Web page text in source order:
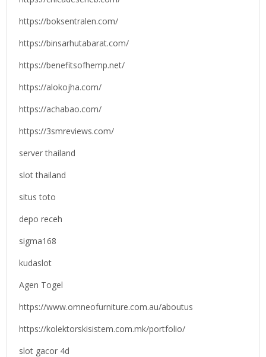
https://boksentralen.com/
https://binsarhutabarat.com/
https://benefitsofhemp.net/
https://alokojha.com/
https://achabao.com/
https://3smreviews.com/
server thailand
slot thailand
situs toto
depo receh
sigma168
kudaslot
Agen Togel
https://www.omneofurniture.com.au/aboutus
https://kolektorskisistem.com.mk/portfolio/
slot gacor 4d